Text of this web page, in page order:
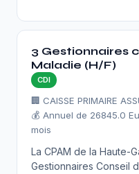
3 Gestionnaires
Maladie (H/F)
CDI
🏢 CAISSE PRIMAIRE
💰 Annuel de 26845.0
mois
La CPAM de la Haute-
Gestionnaires Conseil